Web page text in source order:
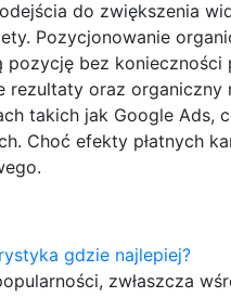
do zwiększenia
Pozycjonowanie
bez konieczności
oraz
takich jak Google Ads,
Choć efekty płatnych
gdzie najlepiej?
zwłaszcza